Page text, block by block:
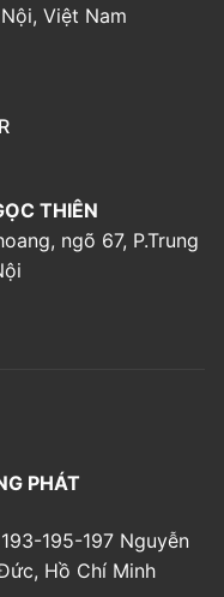
Việt Nam
THIÊN
ngõ 67, P.Trung
PHÁT
195-197 Nguyễn
Hồ Chí Minh